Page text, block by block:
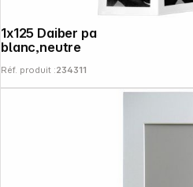
1x125 Daiber passe-partout sans fin,
blanc,neutre
Réf. produit :234311